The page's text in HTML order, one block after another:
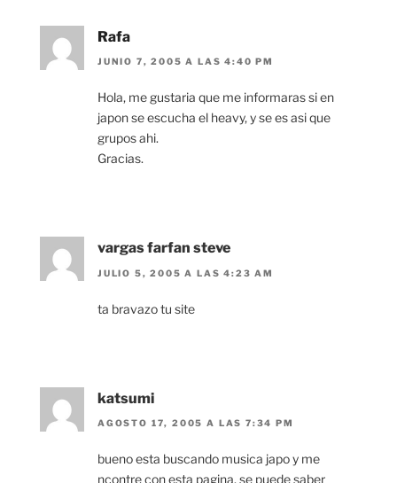
Rafa
JUNIO 7, 2005 A LAS 4:40 PM
Hola, me gustaria que me informaras si en
japon se escucha el heavy, y se es asi que
grupos ahi.
Gracias.
vargas farfan steve
JULIO 5, 2005 A LAS 4:23 AM
ta bravazo tu site
katsumi
AGOSTO 17, 2005 A LAS 7:34 PM
bueno esta buscando musica japo y me
ncontre con esta pagina. se puede saber